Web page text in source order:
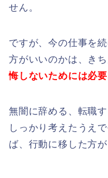
せん。
ですが、今の仕事を
方がいいのかは、き
悔しないためには必要
無闇に辞める、転職
しっかり考えたうえ
ば、行動に移した方が